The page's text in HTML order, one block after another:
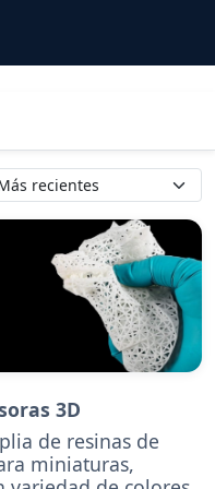
3D
de resinas de
miniaturas,